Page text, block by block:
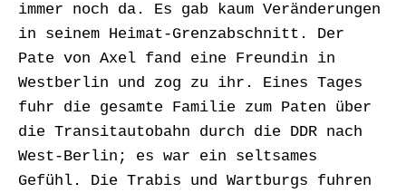
immer noch da. Es gab kaum Veränderungen
in seinem Heimat-Grenzabschnitt. Der
Pate von Axel fand eine Freundin in
Westberlin und zog zu ihr. Eines Tages
fuhr die gesamte Familie zum Paten über
die Transitautobahn durch die DDR nach
West-Berlin; es war ein seltsames
Gefühl. Die Trabis und Wartburgs fuhren